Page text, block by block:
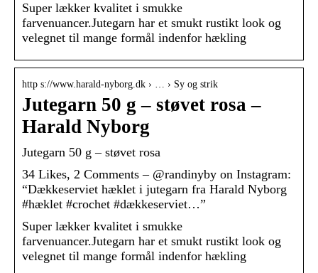
Super lækker kvalitet i smukke
farvenuancer.Jutegarn har et smukt rustikt look og
velegnet til mange formål indenfor hækling
http s://www.harald-nyborg.dk › … › Sy og strik
Jutegarn 50 g – støvet rosa –
Harald Nyborg
Jutegarn 50 g – støvet rosa
34 Likes, 2 Comments – @randinyby on Instagram:
“Dækkeserviet hæklet i jutegarn fra Harald Nyborg
#hæklet #crochet #dækkeserviet…”
Super lækker kvalitet i smukke
farvenuancer.Jutegarn har et smukt rustikt look og
velegnet til mange formål indenfor hækling